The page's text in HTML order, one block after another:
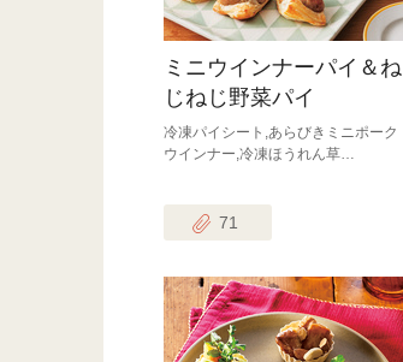
ミニウインナーパイ＆ね
じねじ野菜パイ
冷凍パイシート,あらびきミニポーク
ウインナー,冷凍ほうれん草…
71